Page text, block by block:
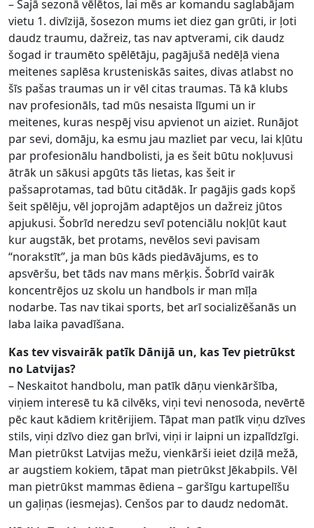
– Šajā sezonā vēlētos, lai mēs ar komandu saglabājam
vietu 1. divīzijā, šosezon mums iet diez gan grūti, ir ļoti
daudz traumu, dažreiz, tas nav aptverami, cik daudz
šogad ir traumēto spēlētāju, pagājušā nedēļā viena
meitenes saplēsa krusteniskās saites, divas atlabst no
šīs pašas traumas un ir vēl citas traumas. Tā kā klubs
nav profesionāls, tad mūs nesaista līgumi un ir
meitenes, kuras nespēj visu apvienot un aiziet. Runājot
par sevi, domāju, ka esmu jau mazliet par vecu, lai kļūtu
par profesionālu handbolisti, ja es šeit būtu nokļuvusi
ātrāk un sākusi apgūts tās lietas, kas šeit ir
pašsaprotamas, tad būtu citādāk. Ir pagājis gads kopš
šeit spēlēju, vēl joprojām adaptējos un dažreiz jūtos
apjukusi. Šobrīd neredzu sevī potenciālu nokļūt kaut
kur augstāk, bet protams, nevēlos sevi pavisam
“norakstīt”, ja man būs kāds piedāvājums, es to
apsvēršu, bet tāds nav mans mērķis. Šobrīd vairāk
koncentrējos uz skolu un handbols ir man mīļa
nodarbe. Tas nav tikai sports, bet arī socializēšanās un
laba laika pavadīšana.
Kas tev visvairāk patīk Dānijā un, kas Tev pietrūkst
no Latvijas?
– Neskaitot handbolu, man patīk dāņu vienkāršība,
viņiem interesē tu kā cilvēks, viņi tevi nenosoda, nevērtē
pēc kaut kādiem kritērijiem. Tāpat man patīk viņu dzīves
stils, viņi dzīvo diez gan brīvi, viņi ir laipni un izpalīdzīgi.
Man pietrūkst Latvijas mežu, vienkārši ieiet dziļā mežā,
ar augstiem kokiem, tāpat man pietrūkst Jēkabpils. Vēl
man pietrūkst mammas ēdiena – garšīgu kartupelīšu
un gaļiņas (iesmejas). Cenšos par to daudz nedomāt.